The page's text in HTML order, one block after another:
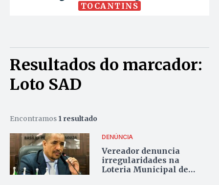
TOCANTINS
Resultados do marcador:
Loto SAD
Encontramos 1 resultado
DENÚNCIA
Vereador denuncia
irregularidades na
Loteria Municipal de